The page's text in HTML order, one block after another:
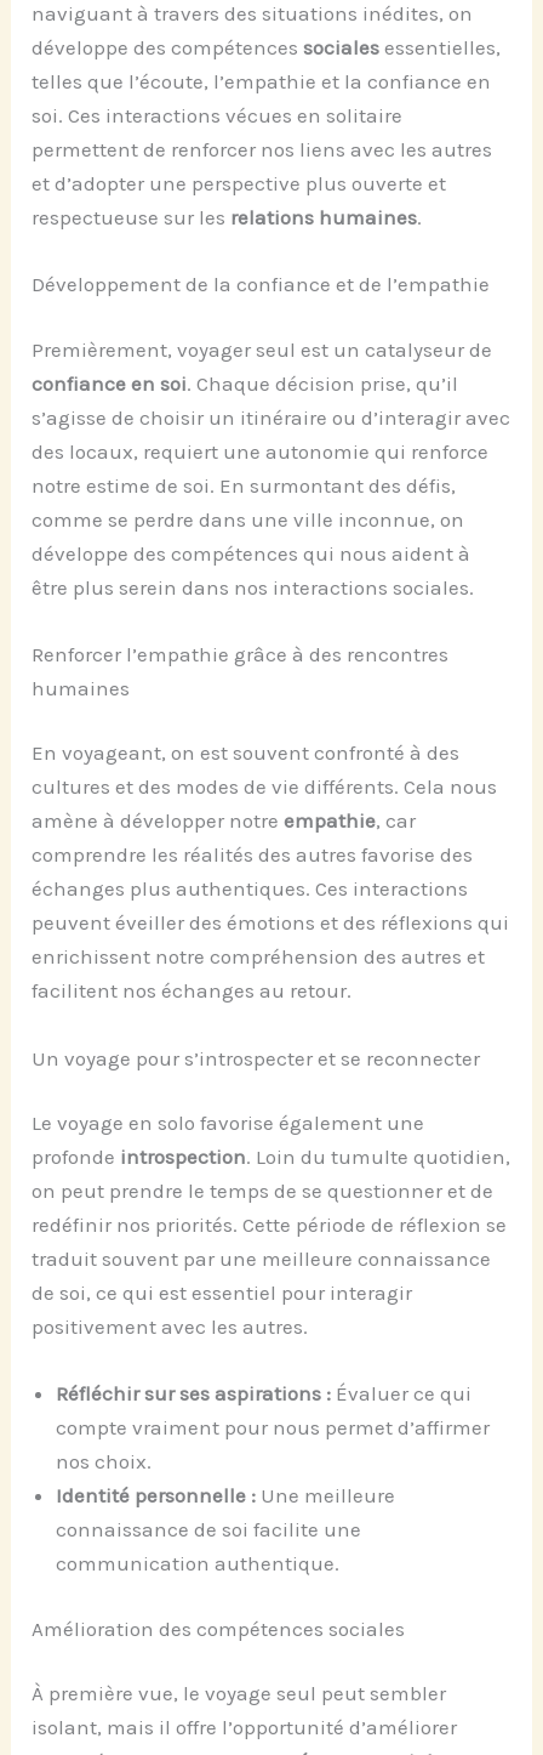
naviguant à travers des situations inédites, on
développe des compétencessociales essentielles,
telles que l’écoute, l’empathie et la confiance en
soi. Ces interactions vécues en solitaire
permettent de renforcer nos liens avec les autres
et d’adopter une perspective plus ouverte et
respectueuse sur les relations humaines.
Développement de la confiance et de l’empathie
Premièrement, voyager seul est un catalyseur de
confiance en soi. Chaque décision prise, qu’il
s’agisse de choisir un itinéraire ou d’interagir avec
des locaux, requiert une autonomie qui renforce
notre estime de soi. En surmontant des défis,
comme se perdre dans une ville inconnue, on
développe des compétences qui nous aident à
être plus serein dans nos interactions sociales.
Renforcer l’empathie grâce à des rencontres
humaines
En voyageant, on est souvent confronté à des
cultures et des modes de vie différents. Cela nous
amène à développer notreempathie, car
comprendre les réalités des autres favorise des
échanges plus authentiques. Ces interactions
peuvent éveiller des émotions et des réflexions qui
enrichissent notre compréhension des autres et
facilitent nos échanges au retour.
Un voyage pour s’introspecter et se reconnecter
Le voyage en solo favorise également une
profonde introspection. Loin du tumulte quotidien,
on peut prendre le temps de se questionner et de
redéfinir nos priorités. Cette période de réflexion se
traduit souvent par une meilleure connaissance
de soi, ce qui est essentiel pour interagir
positivement avec les autres.
Réfléchir sur ses aspirations : Évaluer ce qui
compte vraiment pour nous permet d’affirmer
nos choix.
Identité personnelle : Une meilleure
connaissance de soi facilite une
communication authentique.
Amélioration des compétences sociales
À première vue, le voyage seul peut sembler
isolant, mais il offre l’opportunité d’améliorer